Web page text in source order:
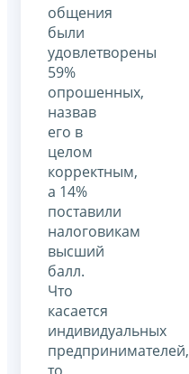
общения
были
удовлетворены
59%
опрошенных,
назвав
его в
целом
корректным,
а 14%
поставили
налоговикам
высший
балл.
Что
касается
индивидуальных
предпринимателей,
то